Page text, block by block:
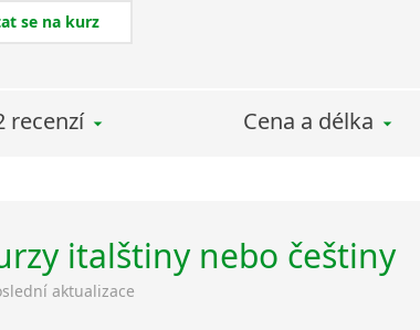
se na kurz
recenzí Cena a délka
italštiny nebo češtiny
aktualizace